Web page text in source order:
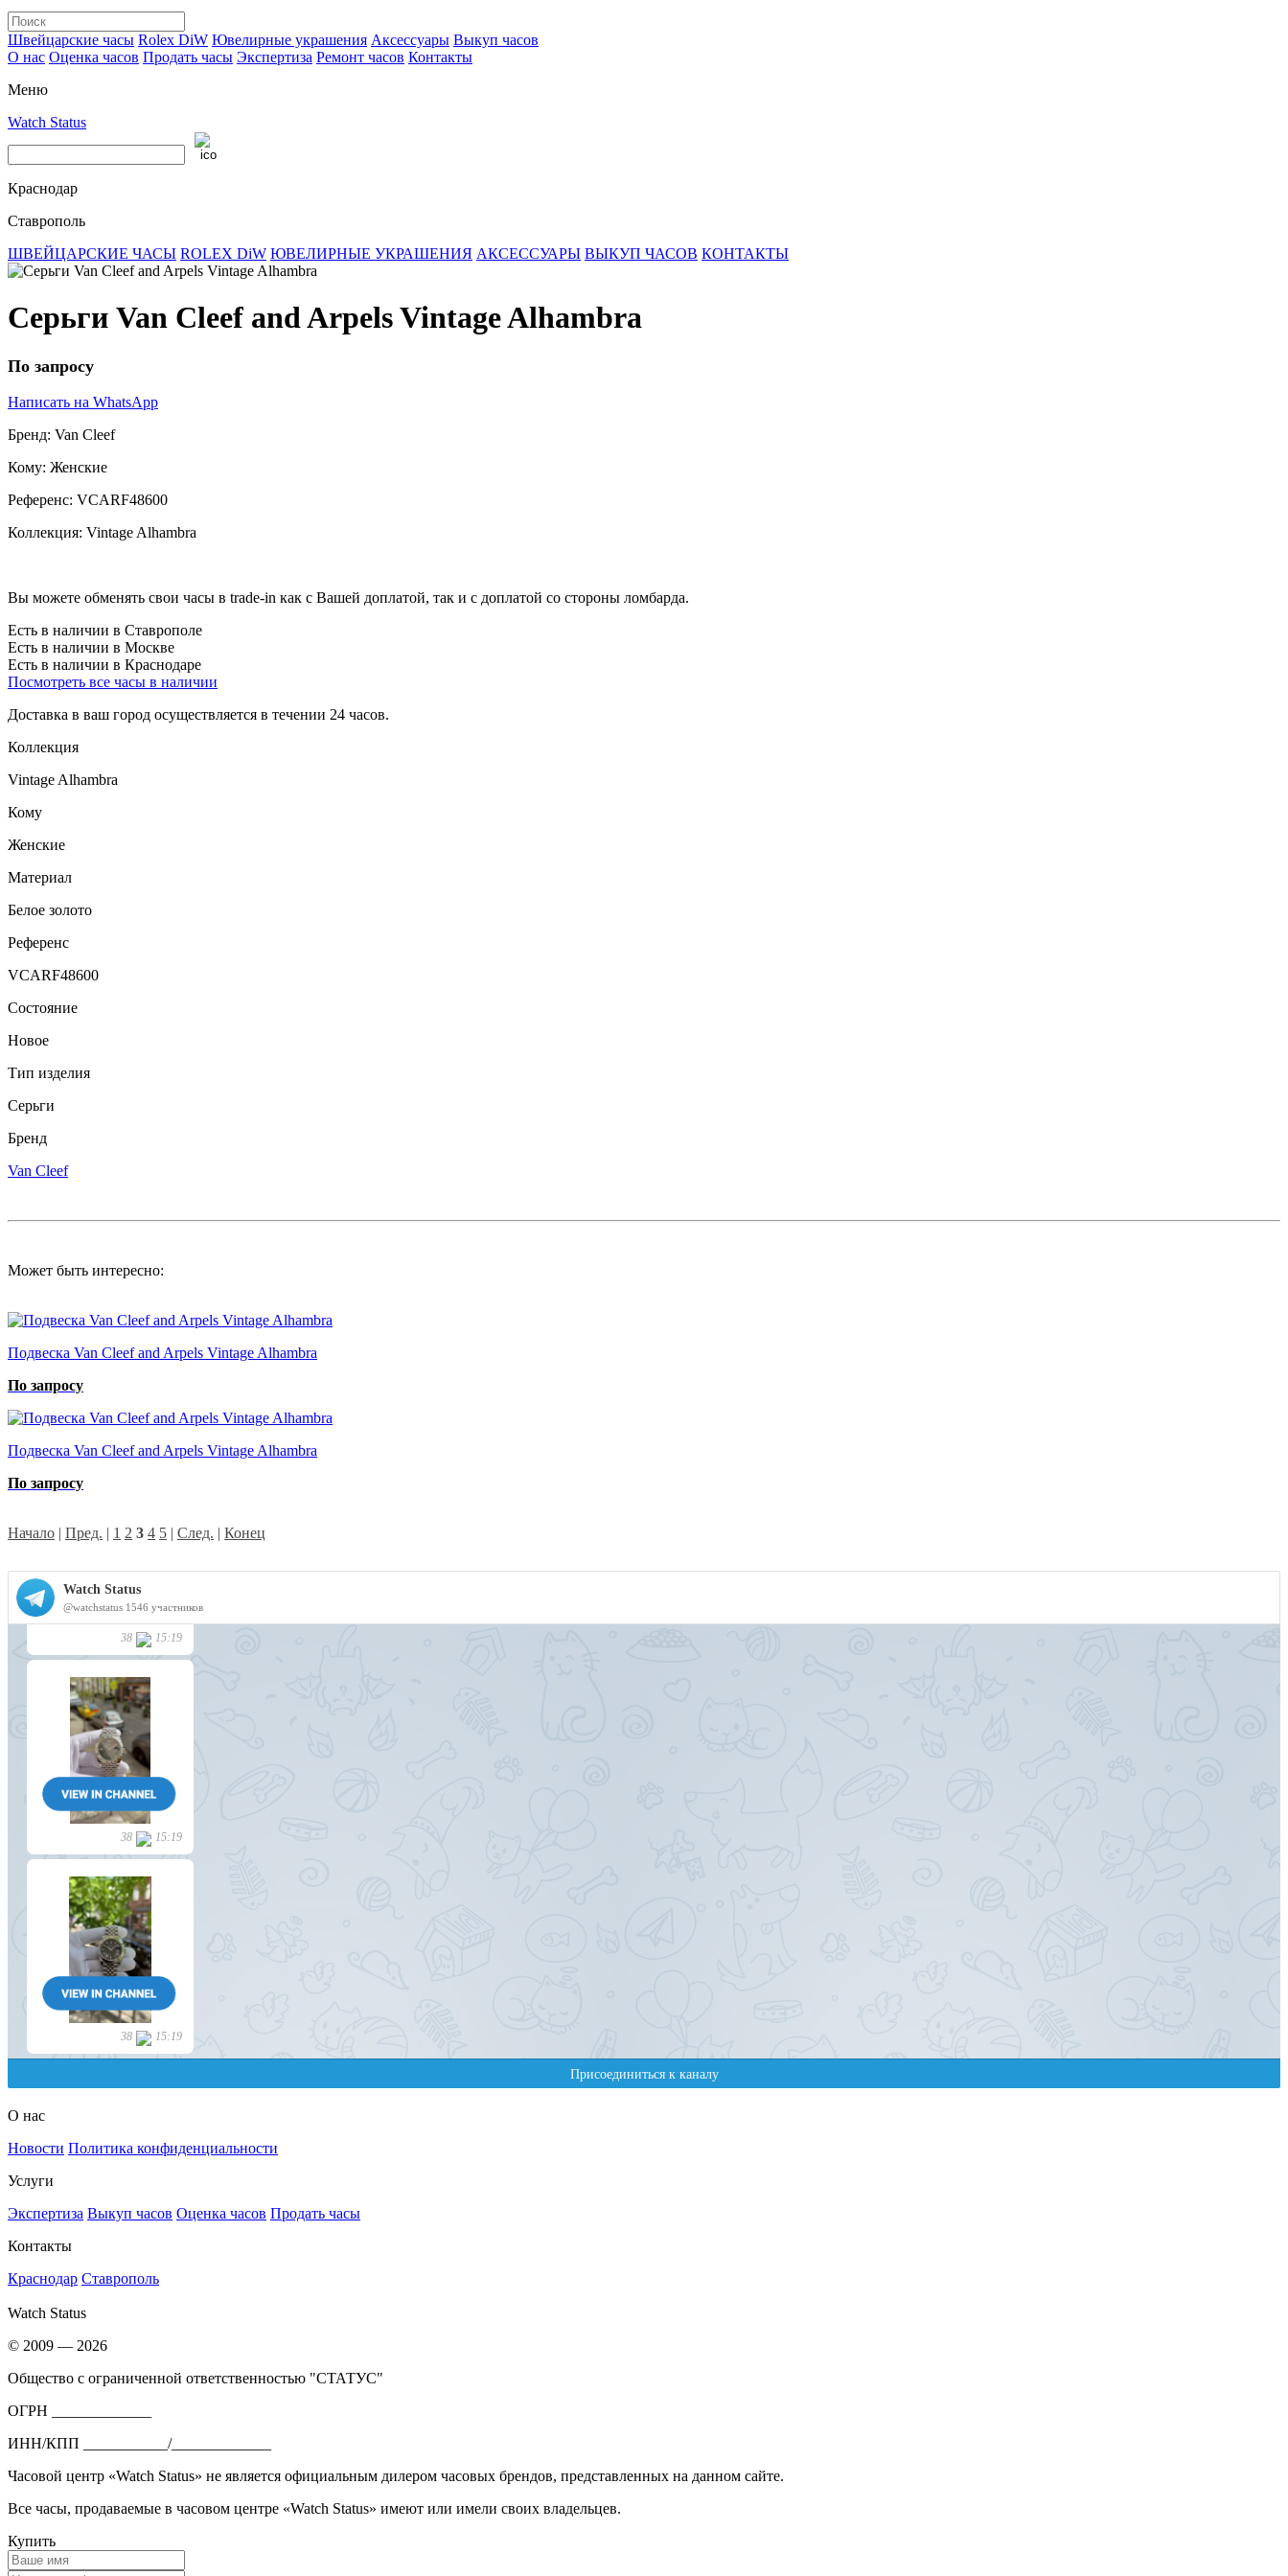
Швейцарские часы Rolex DiW Ювелирные украшения Аксессуары Выкуп часов
О нас Оценка часов Продать часы Экспертиза Ремонт часов Контакты
Меню
Watch Status
Краснодар
Ставрополь
ШВЕЙЦАРСКИЕ ЧАСЫ ROLEX DiW ЮВЕЛИРНЫЕ УКРАШЕНИЯ АКСЕССУАРЫ ВЫКУП ЧАСОВ КОНТАКТЫ
Серьги Van Cleef and Arpels Vintage Alhambra
По запросу
Написать на WhatsApp
Бренд: Van Cleef
Кому: Женские
Референс: VCARF48600
Коллекция: Vintage Alhambra
Вы можете обменять свои часы в trade-in как с Вашей доплатой, так и с доплатой со стороны ломбарда.
Есть в наличии в Ставрополе
Есть в наличии в Москве
Есть в наличии в Краснодаре
Посмотреть все часы в наличии
Доставка в ваш город осуществляется в течении 24 часов.
Коллекция
Vintage Alhambra
Кому
Женские
Материал
Белое золото
Референс
VCARF48600
Состояние
Новое
Тип изделия
Серьги
Бренд
Van Cleef
Может быть интересно:
Подвеска Van Cleef and Arpels Vintage Alhambra
По запросу
Подвеска Van Cleef and Arpels Vintage Alhambra
По запросу
Начало | Пред. | 1 2 3 4 5 | След. | Конец
О нас
Новости Политика конфиденциальности
Услуги
Экспертиза Выкуп часов Оценка часов Продать часы
Контакты
Краснодар Ставрополь
Watch Status
© 2009 — 2026
Общество с ограниченной ответственностью "СТАТУС"
ОГРН _____________
ИНН/КПП ___________/_____________
Часовой центр «Watch Status» не является официальным дилером часовых брендов, представленных на данном сайте.
Все часы, продаваемые в часовом центре «Watch Status» имеют или имели своих владельцев.
Купить